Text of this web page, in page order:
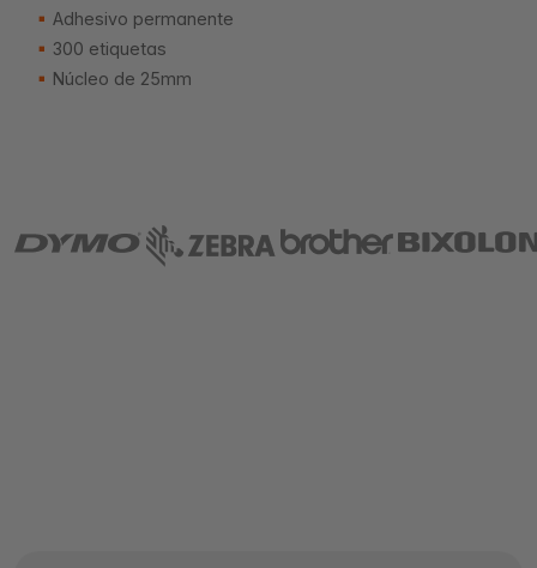
Adhesivo permanente
300 etiquetas
Núcleo de 25mm